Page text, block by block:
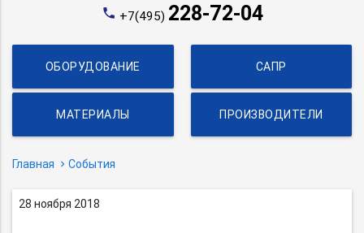
phone +7(495) 228-72-04
ОБОРУДОВАНИЕ САПР
МАТЕРИАЛЫ ПРОИЗВОДИТЕЛИ
Главная События
28 ноября 2018